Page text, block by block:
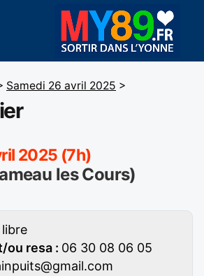
Samedi 26 avril 2025 >
2025 (7h)
les Cours)
ou resa : 06 30 08 06 05